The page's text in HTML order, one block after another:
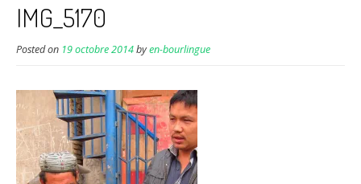
IMG_5170
Posted on 19 octobre 2014byen-bourlingue